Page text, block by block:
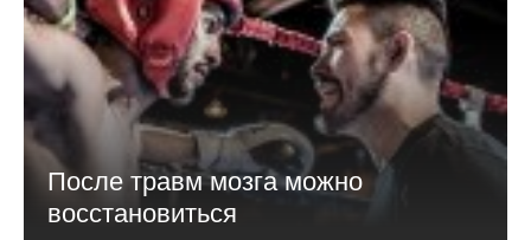
После травм мозга можно
восстановиться